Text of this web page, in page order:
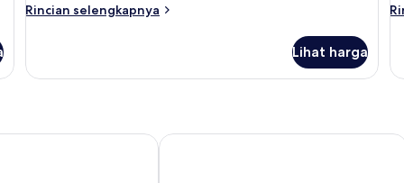
Rincian selengkapnya
Rincian
Family
Lihat harga
by IHG
Bursa Hotel Levor Hotel